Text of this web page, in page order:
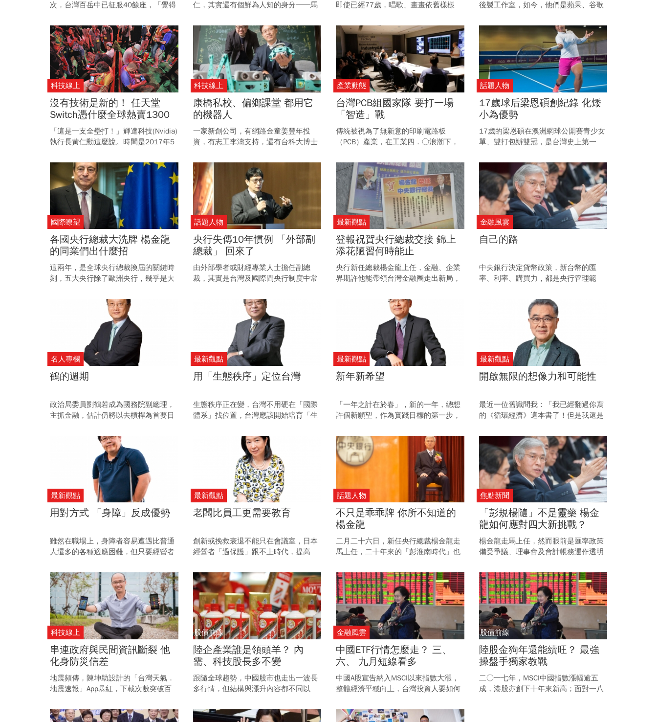
次，台灣百岳中已征服40餘座，「覺得
撐他不停回到山裡的信念。
仁，其實還有個鮮為人知的身分──馬
年馬拉松長跑生涯裡面，上了怎樣的一
堂課？
即使已經77歲，唱歌、畫畫依舊樣樣
動、養身的重要性，他比誰都有體會。
後製工作室，如今，他們是蘋果、谷歌
們怎麼做到的？
科技線上
沒有技術是新的！ 任天堂
Switch憑什麼全球熱賣1300
萬台？
「這是一支全壘打！」輝達科技(Nvidia)
執行長黃仁勳這麼說。時間是2017年5
心處理器、當時剛剛推出兩個月的任天
堂新款遊戲機，Nintendo Switch。
科技線上
康橋私校、偏鄉課堂 都用它
的機器人
一家新創公司，有網路金童姜豐年投
資，有志工李濤支持，還有台科大博士
育界做些什麼？
產業動態
台灣PCB組國家隊 要打一場
「智造」戰
傳統被視為了無新意的印刷電路板
（PCB）產業，在工業四．○浪潮下，
製程等各項壓力，他們如何透過產業升
級、擺脫中國競爭，進一步搶食日韓市
場大餅？
話題人物
17歲球后梁恩碩創紀錄 化矮
小為優勢
17歲的梁恩碩在澳洲網球公開賽青少女
單、雙打包辦雙冠，是台灣史上第一
不是劣勢，善用戰術就能在長人陣中突
圍而出。
國際瞭望
各國央行總裁大洗牌 楊金龍
的同業們出什麼招
這兩年，是全球央行總裁換屆的關鍵時
刻，五大央行除了歐洲央行，幾乎是大
全球的貨幣與利率走向？
話題人物
央行失傳10年慣例 「外部副
總裁」 回來了
由外部學者或財經專業人士擔任副總
裁，其實是台灣及國際間央行制度中常
這一傳統，或許這是期待一個更開放多
元央行的第一步。
最新觀點
登報祝賀央行總裁交接 錦上
添花陋習何時能止
央行新任總裁楊金龍上任，金融、企業
界期許他能帶領台灣金融圈走出新局，
陋習，卻仍然存在。
金融風雲
自己的路
中央銀行決定貨幣政策，新台幣的匯
率、利率、購買力，都是央行管理範
融穩定、健全銀行業務、協助經濟發
展」等其他法定職責，對於市井小民來
說，央行總裁仍是動見觀瞻的角色。
名人專欄
鶴的週期
政治局委員劉鶴若成為國務院副總理，
主抓金融，估計仍將以去槓桿為首要目
去槓桿化，中國貨幣信用世界都將邁入
最新觀點
用「生態秩序」定位台灣
生態秩序正在變，台灣不用硬在「國際
體系」找位置，台灣應該開始培育「生
序中擠入核心。
最新觀點
新年新希望
「一年之計在於春」，新的一年，總想
許個新願望，作為實踐目標的第一步，
態，端看你有無過人的毅力達到終點。
最新觀點
開啟無限的想像力和可能性
最近一位舊識問我：「我已經翻過你寫
的《循環經濟》這本書了！但是我還是
什麼台灣要推循環經濟呢？」
最新觀點
用對方式 「身障」反成優勢
雖然在職場上，身障者容易遭遇比普通
人還多的各種適應困難，但只要經營者
企業經營的致勝關鍵。
最新觀點
老闆比員工更需要教育
創新或挽救衰退不能只在會議室，日本
經營者「過保護」跟不上時代，提高
話題人物
不只是乖乖牌 你所不知道的
楊金龍
二月二十六日，新任央行總裁楊金龍走
馬上任，二十年來的「彭淮南時代」也
管台灣雙率政策的新任「楊總裁」，外
界對其了解卻甚為有限，他是誰？他又
將帶領台灣央行走向何方？ 為此，《今
周刊》特地南下楊金龍的恆春老家，專
訪他的家人，為讀者揭開他的神祕面
紗……
焦點新聞
「彭規楊隨」不是靈藥 楊金
龍如何應對四大新挑戰？
楊金龍走馬上任，然而眼前是匯率政策
備受爭議、理事會及會計帳務運作透明
系。如何應對這些「沉痾」，考驗著楊
金龍的智慧。
科技線上
串連政府與民間資訊斷裂 他
化身防災信差
地震頻傳，陳坤助設計的「台灣天氣．
地震速報」App暴紅，下載次數突破百
他一頭栽進防災領域。
股債前線
陸企產業誰是領頭羊？ 內
需、科技股長多不變
跟隨全球趨勢，中國股市也走出一波長
多行情，但結構與漲升內容都不同以
投資人，須花工夫留意政策和公司基本
金融風雲
中國ETF行情怎麼走？ 三、
六、 九月短線看多
中國A股宣告納入MSCI以來指數大漲，
整體經濟平穩向上，台灣投資人要如何
你指引方向。
股債前線
陸股金狗年還能續旺？ 最強
操盤手獨家教戰
二○一七年，MSCI中國指數漲幅逾五
成，港股亦創下十年來新高；面對一八